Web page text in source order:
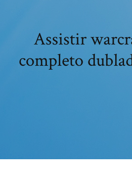
Assistir
completo